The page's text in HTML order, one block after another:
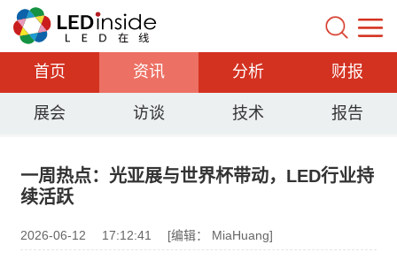
首页 资讯 分析 财报
展会 访谈 技术 报告
一周热点：光亚展与世界杯带动，LED行业持
续活跃
2026-06-12 17:12:41 [编辑： MiaHuang]